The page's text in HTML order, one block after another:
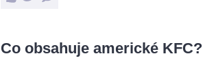
Co obsahuje americké KFC?